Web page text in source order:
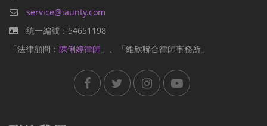
service@iaunty.com
統一編號：54651198
「法律顧問： 陳俐婷律師 」、「維欣聯合律師事務所」